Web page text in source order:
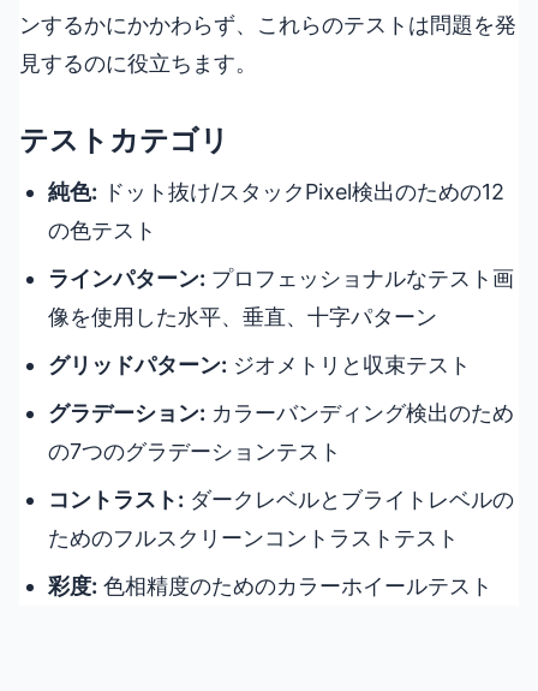
ンするかにかかわらず、これらのテストは問題を発
見するのに役立ちます。
テストカテゴリ
純色: ドット抜け/スタックPixel検出のための12
の色テスト
ラインパターン: プロフェッショナルなテスト画
像を使用した水平、垂直、十字パターン
グリッドパターン: ジオメトリと収束テスト
グラデーション: カラーバンディング検出のため
の7つのグラデーションテスト
コントラスト: ダークレベルとブライトレベルの
ためのフルスクリーンコントラストテスト
彩度: 色相精度のためのカラーホイールテスト